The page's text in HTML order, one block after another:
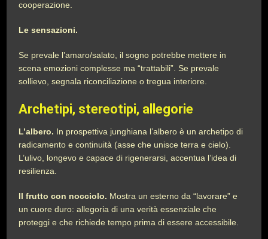
cooperazione.
Le sensazioni.
Se prevale l’amaro/salato, il sogno potrebbe mettere in
scena emozioni complesse ma “trattabili”. Se prevale
sollievo, segnala riconciliazione o tregua interiore.
Archetipi, stereotipi, allegorie
L’albero. In prospettiva junghiana l’albero è un archetipo di
radicamento e continuità (asse che unisce terra e cielo).
L’ulivo, longevo e capace di rigenerarsi, accentua l’idea di
resilienza.
Il frutto con nocciolo. Mostra un esterno da “lavorare” e
un cuore duro: allegoria di una verità essenziale che
proteggi e che richiede tempo prima di essere accessibile.